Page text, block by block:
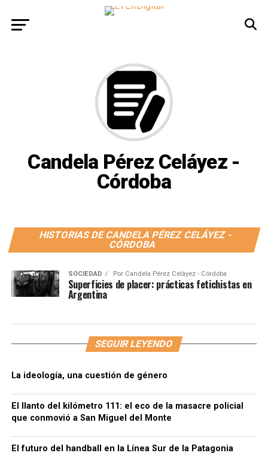
Candela Pérez Celáyez -
Córdoba
HISTORIAS DE CANDELA PÉREZ CELÁYEZ -
CÓRDOBA
SOCIEDAD Por Candela Pérez Celáyez - Córdoba
Superficies de placer: prácticas fetichistas en
Argentina
SEGUIR LEYENDO
La ideología, una cuestión de género
El llanto del kilómetro 111: el eco de la masacre policial
que conmovió a San Miguel del Monte
El futuro del handball en la Línea Sur de la Patagonia